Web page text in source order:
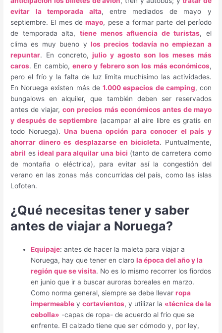
evitar la temporada alta, entre mediados de mayo y
septiembre. El mes demayo, pese a formar parte del período
de temporada alta, tiene menos afluencia de turistas, el
clima es muy bueno y los precios todavía no empiezan a
repuntar. En concreto,julio y agosto son los meses más
caros. En cambio,enero y febrero son los más económicos,
pero el frío y la falta de luz limita muchísimo las actividades.
En Noruega existen más de1.000 espacios de camping, con
bungalows en alquiler, que también deben ser reservados
antes de viajar,con precios más económicos antes de mayo
y después de septiembre (acampar al aire libre es gratis en
todo Noruega).Una buena opción para conocer el país y
ahorrar dinero es desplazarse en bicicleta. Puntualmente,
abril esideal para alquilar una bici (tanto de carretera como
de montaña o eléctrica), para evitar así la congestión del
verano en las zonas más concurridas del país, como las islas
Lofoten.
¿Qué necesitas tener y saber
antes de viajar a Noruega?
Equipaje: antes de hacer la maleta para viajar a
Noruega, hay que tener en clarola época del año y la
región que se visita. No es lo mismo recorrer los fiordos
en junio que ir a buscar auroras boreales en marzo.
Como norma general, siempre se debe llevarropa
impermeable ycortavientos, y utilizar la «técnica de la
cebolla» -capas de ropa- de acuerdo al frío que se
enfrente. El calzado tiene que ser cómodo y, por ley,